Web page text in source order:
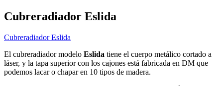
Cubreradiador Eslida
Cubreradiador Eslida
El cubreradiador modelo Eslida tiene el cuerpo metálico cortado a
láser, y la tapa superior con los cajones está fabricada en DM que
podemos lacar o chapar en 10 tipos de madera.